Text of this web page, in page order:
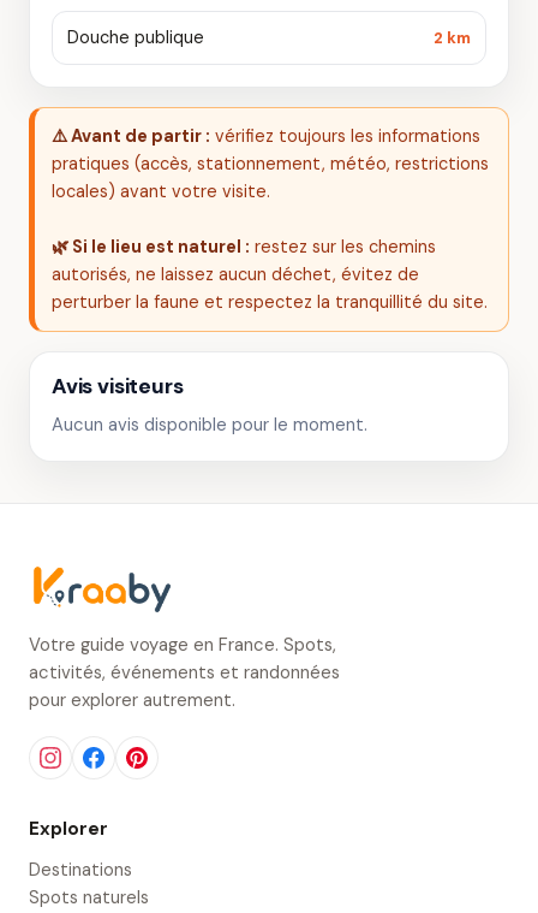
Douche publique 2 km
⚠️ Avant de partir : vérifiez toujours les informations
pratiques (accès, stationnement, météo, restrictions
locales) avant votre visite.
🌿 Si le lieu est naturel : restez sur les chemins
autorisés, ne laissez aucun déchet, évitez de
perturber la faune et respectez la tranquillité du site.
Avis visiteurs
Aucun avis disponible pour le moment.
Votre guide voyage en France. Spots,
activités, événements et randonnées
pour explorer autrement.
Explorer
Destinations
Spots naturels